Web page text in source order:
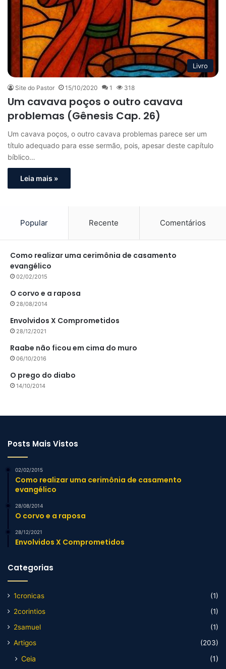
Livro
Site do Pastor 15/10/2020 1 318
Um cavava poços o outro cavava
problemas (Gênesis Cap. 26)
Um cavava poços, o outro cavava problemas parece ser um
título adequado para esse sermão, pois, apesar deste capítulo
bíblico…
Leia mais »
Popular Recente Comentários
Como realizar uma cerimônia de casamento
evangélico
02/02/2015
O corvo e a raposa
28/08/2014
Envolvidos X Comprometidos
28/12/2021
Raabe não ficou em cima do muro
06/10/2016
O prego do diabo
14/10/2014
Posts Mais Vistos
02/02/2015
Como realizar uma cerimônia de casamento
evangélico
28/08/2014
O corvo e a raposa
28/12/2021
Envolvidos X Comprometidos
Categorias
1cronicas
(1)
2corintios
(1)
2samuel
(1)
Artigos
(203)
Ceia
(1)